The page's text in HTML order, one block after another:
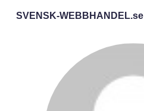
SVENSK-WEBBHANDEL.se